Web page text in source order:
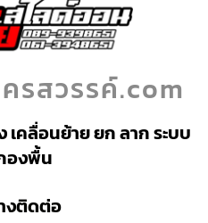
รสวรรค์.com
เคลื่อนย้าย ยก ลาก ระบบ
องพื้น
งติดต่อ